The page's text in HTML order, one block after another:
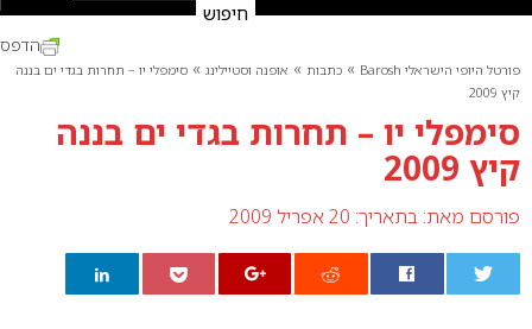
פורטל היופי הישראלי Barosh » כתבות » אופנה וסטיילינג » סימפלי יו – תחרות בגדי ים בננה
קיץ 2009
סימפלי יו – תחרות בגדי ים בננה
קיץ 2009
פורסם מאת: בתאריך: 20 אפריל 2009
הדפס